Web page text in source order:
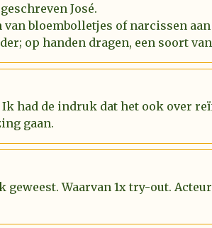
José.
van bloembolletjes of narcissen
op handen dragen, een soort
had de indruk dat het ook over
gaan.
geweest. Waarvan 1x try-out.